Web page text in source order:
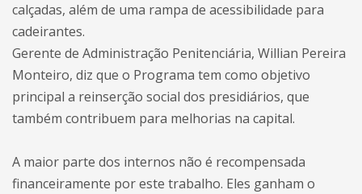
calçadas, além de uma rampa de acessibilidade para
cadeirantes.
Gerente de Administração Penitenciária, Willian Pereira
Monteiro, diz que o Programa tem como objetivo
principal a reinserção social dos presidiários, que
também contribuem para melhorias na capital.
A maior parte dos internos não é recompensada
financeiramente por este trabalho. Eles ganham o